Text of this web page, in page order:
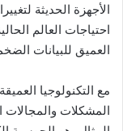
الأجهزة الحديثة
احتياجات العالم
العميق للبيانات
مع التكنولوجيا
المشكلات والمجالات